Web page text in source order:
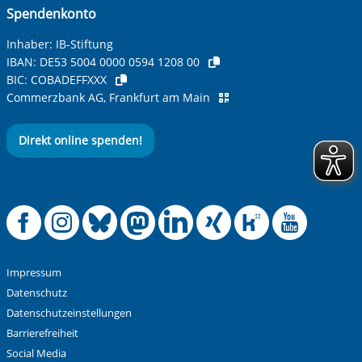
Spendenkonto
Inhaber: IB-Stiftung
IBAN: DE53 5004 0000 0594 1208 00
BIC: COBADEFFXXX
Commerzbank AG, Frankfurt am Main
Direkt online spenden!
Offizielle
Offizielle
Offizielle
Offizielle
Offizielle
Impressum
Datenschutz
Datenschutzeinstellungen
Barrierefreiheit
Social Media